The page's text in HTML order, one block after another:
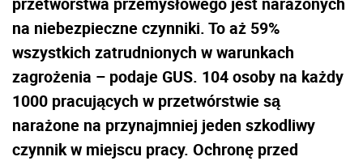
na niebezpieczne czynniki. To aż 59%
wszystkich zatrudnionych w warunkach
zagrożenia – podaje GUS. 104 osoby na każdy
1000 pracujących w przetwórstwie są
narażone na przynajmniej jeden szkodliwy
czynnik w miejscu pracy. Ochronę przed